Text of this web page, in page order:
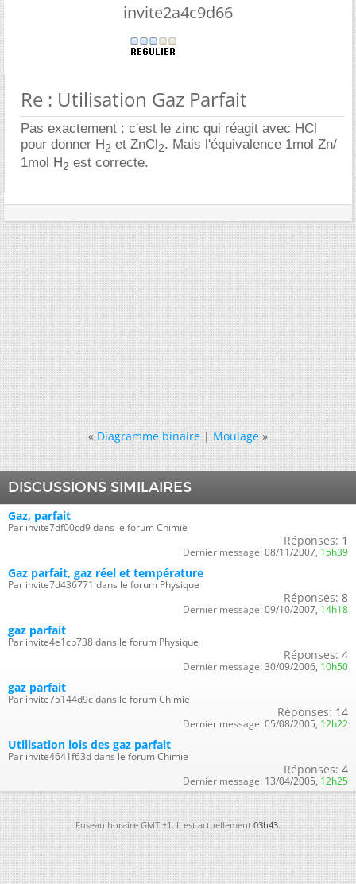
invite2a4c9d66
Re : Utilisation Gaz Parfait
Pas exactement : c'est le zinc qui réagit avec HCl
pour donner H2 et ZnCl 2. Mais l'équivalence 1mol Zn/
1mol H2 est correcte.
« Diagramme binaire|Moulage »
DISCUSSIONS SIMILAIRES
Gaz, parfait
Par invite7df00cd9 dans le forum Chimie
Réponses: 1
Dernier message: 08/11/2007, 15h39
Gaz parfait, gaz réel et température
Par invite7d436771 dans le forum Physique
Réponses: 8
Dernier message: 09/10/2007, 14h18
gaz parfait
Par invite4e1cb738 dans le forum Physique
Réponses: 4
Dernier message: 30/09/2006, 10h50
gaz parfait
Par invite75144d9c dans le forum Chimie
Réponses: 14
Dernier message: 05/08/2005, 12h22
Utilisation lois des gaz parfait
Par invite4641f63d dans le forum Chimie
Réponses: 4
Dernier message: 13/04/2005, 12h25
Fuseau horaire GMT +1. Il est actuellement03h43.